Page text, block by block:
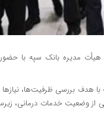
هیأت مدیره بانک سپه با
با هدف بررسی ظرفیت‌ها،
از وضعیت خدمات درمانی،